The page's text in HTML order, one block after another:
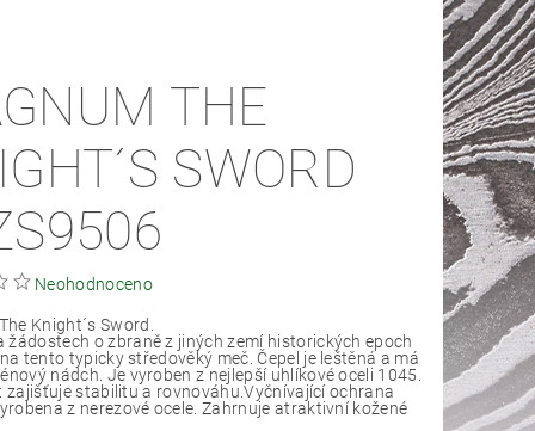
THE
SWORD
Neohodnoceno
Knight´s Sword.
žádostech o zbraně z jiných zemí historických epoch
tento typicky středověký meč. Čepel je leštěná a má
nádch. Je vyroben z nejlepší uhlíkové oceli 1045.
zajišťuje stabilitu a rovnováhu.Vyčnívající ochrana
z nerezové ocele. Zahrnuje atraktivní kožené